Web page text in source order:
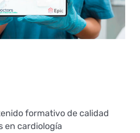
formativo de calidad
en cardiología